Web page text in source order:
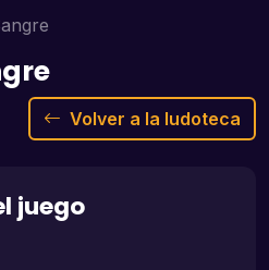
Volver a la ludoteca
juego